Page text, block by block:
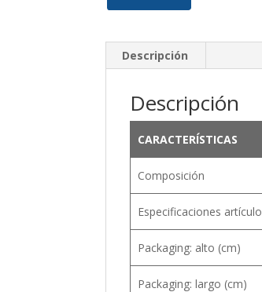
Descripción
Descripción
CARACTERÍSTICAS
Composición
Especificaciones artículo
Packaging: alto (cm)
Packaging: largo (cm)